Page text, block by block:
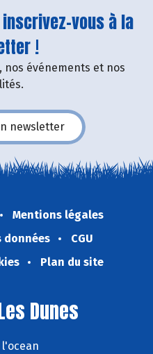
vous à la
!
événements et nos
newsletter
Mentions légales
données
CGU
Plan du site
Dunes
l'ocean